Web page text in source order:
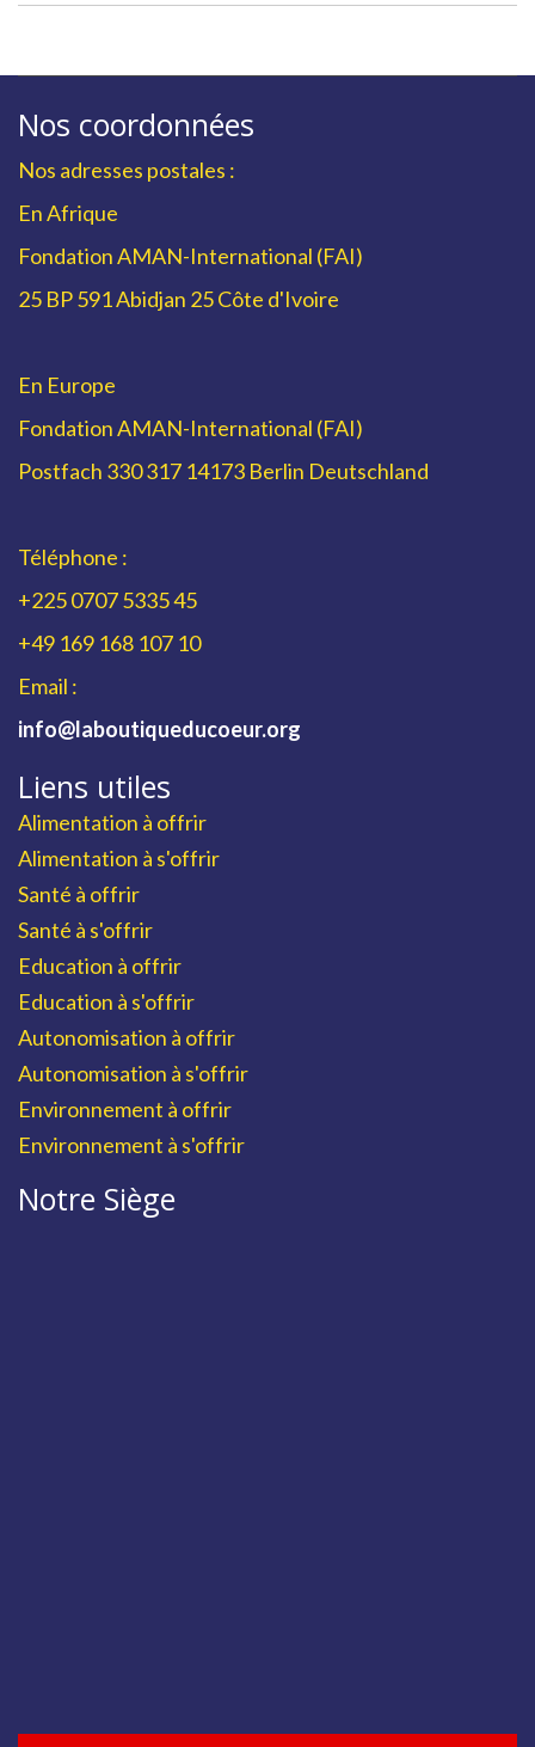
Nos coordonnées
Nos adresses postales :
En Afrique
Fondation AMAN-International (FAI)
25 BP 591 Abidjan 25 Côte d'Ivoire
En Europe
Fondation AMAN-International (FAI)
Postfach 330 317 14173 Berlin Deutschland
Téléphone :
+225 0707 5335 45
+49 169 168 107 10
Email :
info@laboutiqueducoeur.org
Liens utiles
Alimentation à offrir
Alimentation à s'offrir
Santé à offrir
Santé à s'offrir
Education à offrir
Education à s'offrir
Autonomisation à offrir
Autonomisation à s'offrir
Environnement à offrir
Environnement à s'offrir
Notre Siège